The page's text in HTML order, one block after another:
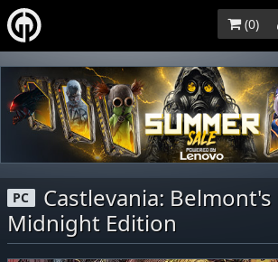
(0)
PC
Castlevania: Belmont's
Midnight Edition